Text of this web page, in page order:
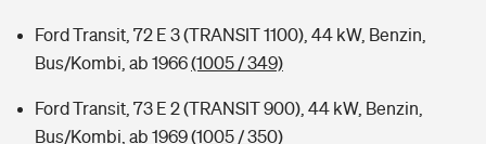
Ford Transit, 72 E 3 (TRANSIT 1100), 44 kW, Benzin,
Bus/Kombi, ab 1966(1005 / 349)
Ford Transit, 73 E 2 (TRANSIT 900), 44 kW, Benzin,
Bus/Kombi, ab 1969(1005 / 350)